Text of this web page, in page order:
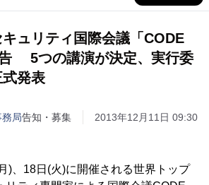
キュリティ国際会議「CODE
5つの講演が決定、実行委
式発表
局告知・募集 2013年12月11日 09:30
)、18日(火)に開催される世界トップ